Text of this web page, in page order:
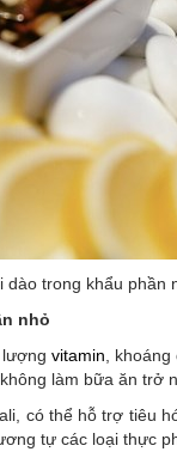
dào trong khẩu phần
nhỏ
vitamin ,
làm bữa ăn trở
có thể hỗ trợ tiêu
tự các loại thực